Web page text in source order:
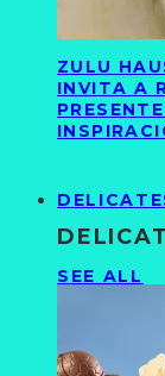
ZULU
INVITA A
SEE ALL